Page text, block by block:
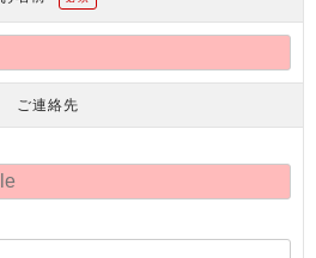
ご連絡先